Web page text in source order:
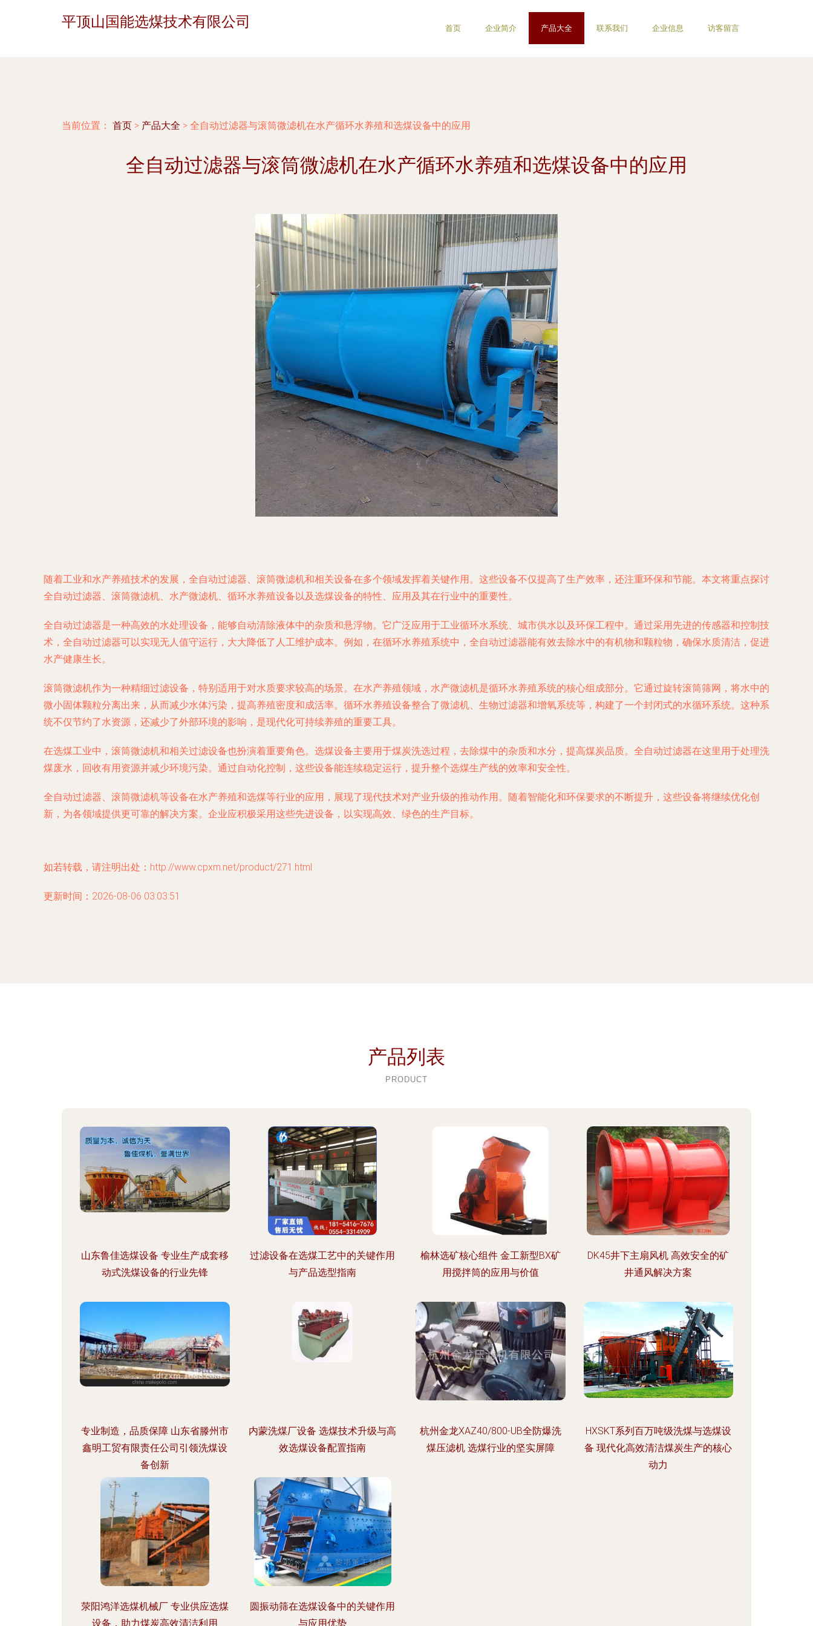
平顶山国能选煤技术有限公司 首页 企业简介 产品大全 联系我们 企业信息 访客留言
当前位置： 首页 > 产品大全 > 全自动过滤器与滚筒微滤机在水产循环水养殖和选煤设备中的应用
全自动过滤器与滚筒微滤机在水产循环水养殖和选煤设备中的应用
随着工业和水产养殖技术的发展，全自动过滤器、滚筒微滤机和相关设备在多个领域发挥着关键作用。这些设备不仅提高了生产效率，还注重环保和节能。本文将重点探讨
全自动过滤器、滚筒微滤机、水产微滤机、循环水养殖设备以及选煤设备的特性、应用及其在行业中的重要性。
全自动过滤器是一种高效的水处理设备，能够自动清除液体中的杂质和悬浮物。它广泛应用于工业循环水系统、城市供水以及环保工程中。通过采用先进的传感器和控制技
术，全自动过滤器可以实现无人值守运行，大大降低了人工维护成本。例如，在循环水养殖系统中，全自动过滤器能有效去除水中的有机物和颗粒物，确保水质清洁，促进
水产健康生长。
滚筒微滤机作为一种精细过滤设备，特别适用于对水质要求较高的场景。在水产养殖领域，水产微滤机是循环水养殖系统的核心组成部分。它通过旋转滚筒筛网，将水中的
微小固体颗粒分离出来，从而减少水体污染，提高养殖密度和成活率。循环水养殖设备整合了微滤机、生物过滤器和增氧系统等，构建了一个封闭式的水循环系统。这种系
统不仅节约了水资源，还减少了外部环境的影响，是现代化可持续养殖的重要工具。
在选煤工业中，滚筒微滤机和相关过滤设备也扮演着重要角色。选煤设备主要用于煤炭洗选过程，去除煤中的杂质和水分，提高煤炭品质。全自动过滤器在这里用于处理洗
煤废水，回收有用资源并减少环境污染。通过自动化控制，这些设备能连续稳定运行，提升整个选煤生产线的效率和安全性。
全自动过滤器、滚筒微滤机等设备在水产养殖和选煤等行业的应用，展现了现代技术对产业升级的推动作用。随着智能化和环保要求的不断提升，这些设备将继续优化创
新，为各领域提供更可靠的解决方案。企业应积极采用这些先进设备，以实现高效、绿色的生产目标。
如若转载，请注明出处：http://www.cpxm.net/product/271.html
更新时间：2026-08-06 03:03:51
产品列表
PRODUCT
山东鲁佳选煤设备 专业生产成套移
动式洗煤设备的行业先锋
过滤设备在选煤工艺中的关键作用
与产品选型指南
榆林选矿核心组件 金工新型BX矿
用搅拌筒的应用与价值
DK45井下主扇风机 高效安全的矿
井通风解决方案
专业制造，品质保障 山东省滕州市
鑫明工贸有限责任公司引领洗煤设
备创新
内蒙洗煤厂设备 选煤技术升级与高
效选煤设备配置指南
杭州金龙XAZ40/800-UB全防爆洗
煤压滤机 选煤行业的坚实屏障
HXSKT系列百万吨级洗煤与选煤设
备 现代化高效清洁煤炭生产的核心
动力
荥阳鸿洋选煤机械厂 专业供应选煤
设备，助力煤炭高效清洁利用
圆振动筛在选煤设备中的关键作用
与应用优势